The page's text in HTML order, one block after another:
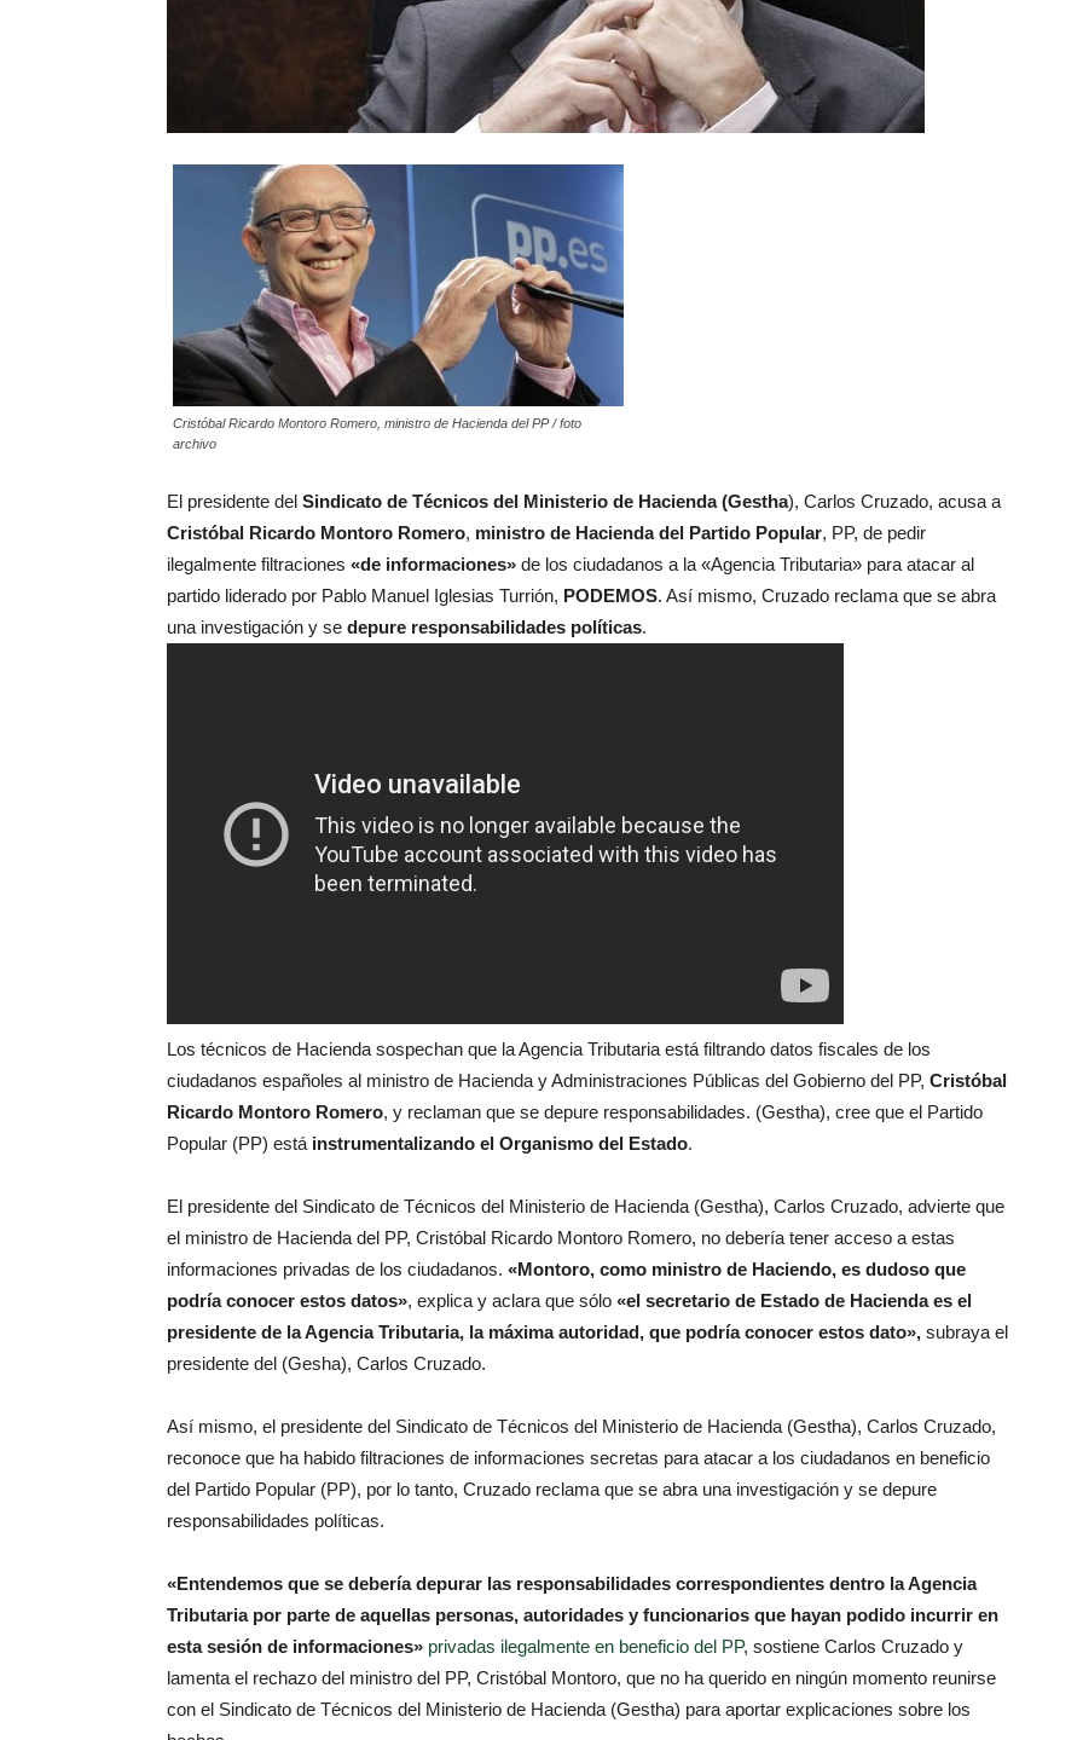
Cristóbal Ricardo Montoro Romero, ministro de Hacienda del PP / foto
archivo
El presidente del Sindicato de Técnicos del Ministerio de Hacienda (Gestha), Carlos Cruzado, acusa a
Cristóbal Ricardo Montoro Romero, ministro de Hacienda del Partido Popular, PP, de pedir
ilegalmente filtraciones «de informaciones» de los ciudadanos a la «Agencia Tributaria» para atacar al
partido liderado por Pablo Manuel Iglesias Turrión, PODEMOS. Así mismo, Cruzado reclama que se abra
una investigación y se depure responsabilidades políticas.
Los técnicos de Hacienda sospechan que la Agencia Tributaria está filtrando datos fiscales de los
ciudadanos españoles al ministro de Hacienda y Administraciones Públicas del Gobierno del PP, Cristóbal
Ricardo Montoro Romero, y reclaman que se depure responsabilidades. (Gestha), cree que el Partido
Popular (PP) está instrumentalizando el Organismo del Estado.
El presidente del Sindicato de Técnicos del Ministerio de Hacienda (Gestha), Carlos Cruzado, advierte que
el ministro de Hacienda del PP, Cristóbal Ricardo Montoro Romero, no debería tener acceso a estas
informaciones privadas de los ciudadanos. «Montoro, como ministro de Haciendo, es dudoso que
podría conocer estos datos», explica y aclara que sólo «el secretario de Estado de Hacienda es el
presidente de la Agencia Tributaria, la máxima autoridad, que podría conocer estos dato», subraya el
presidente del (Gesha), Carlos Cruzado.
Así mismo, el presidente del Sindicato de Técnicos del Ministerio de Hacienda (Gestha), Carlos Cruzado,
reconoce que ha habido filtraciones de informaciones secretas para atacar a los ciudadanos en beneficio
del Partido Popular (PP), por lo tanto, Cruzado reclama que se abra una investigación y se depure
responsabilidades políticas.
«Entendemos que se debería depurar las responsabilidades correspondientes dentro la Agencia
Tributaria por parte de aquellas personas, autoridades y funcionarios que hayan podido incurrir en
esta sesión de informaciones» privadas ilegalmente en beneficio del PP, sostiene Carlos Cruzado y
lamenta el rechazo del ministro del PP, Cristóbal Montoro, que no ha querido en ningún momento reunirse
con el Sindicato de Técnicos del Ministerio de Hacienda (Gestha) para aportar explicaciones sobre los